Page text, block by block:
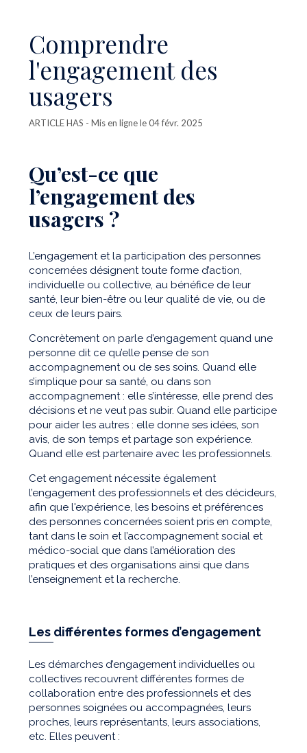
Comprendre
l'engagement des
usagers
ARTICLE HAS - Mis en ligne le 04 févr. 2025
Qu’est-ce que
l’engagement des
usagers ?
L’engagement et la participation des personnes
concernées désignent toute forme d’action,
individuelle ou collective, au bénéfice de leur
santé, leur bien-être ou leur qualité de vie, ou de
ceux de leurs pairs.
Concrètement on parle d’engagement quand une
personne dit ce qu’elle pense de son
accompagnement ou de ses soins. Quand elle
s’implique pour sa santé, ou dans son
accompagnement : elle s’intéresse, elle prend des
décisions et ne veut pas subir. Quand elle participe
pour aider les autres : elle donne ses idées, son
avis, de son temps et partage son expérience.
Quand elle est partenaire avec les professionnels.
Cet engagement nécessite également
l’engagement des professionnels et des décideurs,
afin que l'expérience, les besoins et préférences
des personnes concernées soient pris en compte,
tant dans le soin et l’accompagnement social et
médico-social que dans l’amélioration des
pratiques et des organisations ainsi que dans
l’enseignement et la recherche.
Les différentes formes d’engagement
Les démarches d’engagement individuelles ou
collectives recouvrent différentes formes de
collaboration entre des professionnels et des
personnes soignées ou accompagnées, leurs
proches, leurs représentants, leurs associations,
etc. Elles peuvent :